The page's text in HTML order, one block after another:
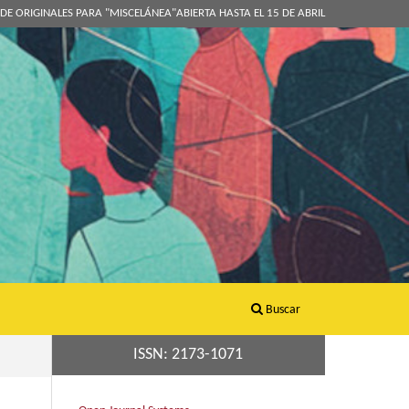
Buscar
ORIGINALES PARA "MISCELÁNEA"ABIERTA HASTA EL 15 DE ABRIL
ISSN: 2173-1071